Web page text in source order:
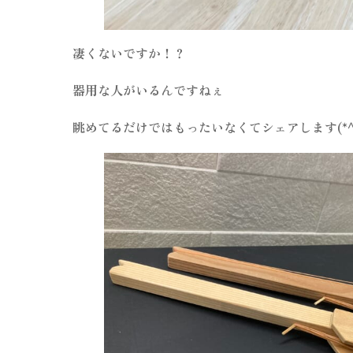
凄くないですか！？
器用な人がいるんですねぇ
眺めてるだけではもったいなくてシェアします